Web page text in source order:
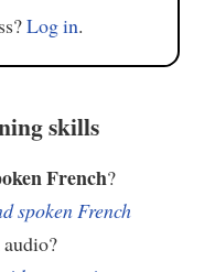
Log in.
skills
French?
spoken French